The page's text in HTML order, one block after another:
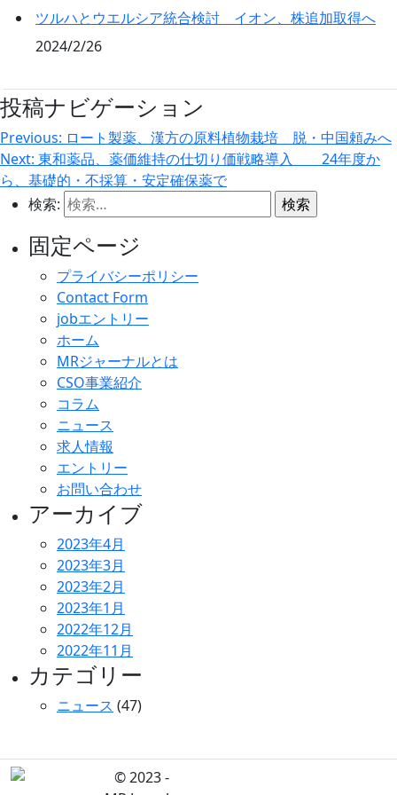
ツルハとウエルシア統合検討 イオン、株追加取得へ
2024/2/26
投稿ナビゲーション
Previous: ロート製薬、漢方の原料植物栽培 脱・中国頼みへ
Next: 東和薬品、薬価維持の仕切り価戦略導入 24年度か
ら、基礎的・不採算・安定確保薬で
検索:
固定ページ
プライバシーポリシー
Contact Form
jobエントリー
ホーム
MRジャーナルとは
CSO事業紹介
コラム
ニュース
求人情報
エントリー
お問い合わせ
アーカイブ
2023年4月
2023年3月
2023年2月
2023年1月
2022年12月
2022年11月
カテゴリー
ニュース (47)
© 2023 -